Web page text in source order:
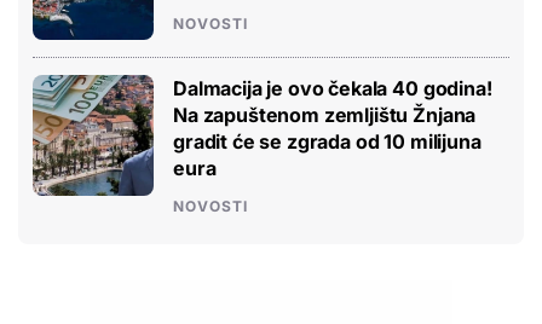
NOVOSTI
Dalmacija je ovo čekala 40 godina!
Na zapuštenom zemljištu Žnjana
gradit će se zgrada od 10 milijuna
eura
NOVOSTI